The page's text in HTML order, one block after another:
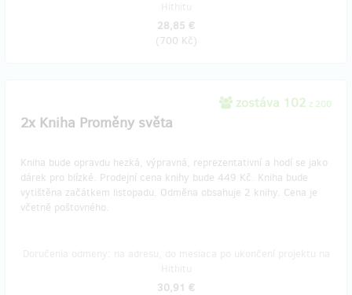
28,85 €
(700 Kč)
zostáva 102 z 200
2x Kniha Proměny světa
Kniha bude opravdu hezká, výpravná, reprezentativní a hodí se jako
dárek pro blízké. Prodejní cena knihy bude 449 Kč. Kniha bude
vytištěna začátkem listopadu. Odměna obsahuje 2 knihy. Cena je
včetně poštovného.
30,91 €